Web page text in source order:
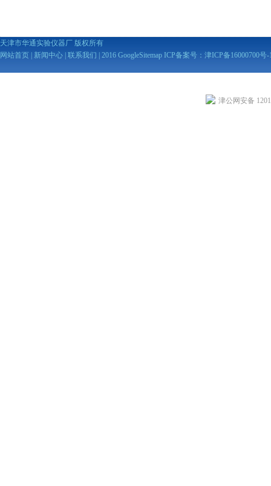
天津市华通实验仪器厂 版权所有
网站首页
新闻中心 联系我们 | 2016 GoogleSitemap ICP备案号： 津ICP备16000700号-
津公网安备